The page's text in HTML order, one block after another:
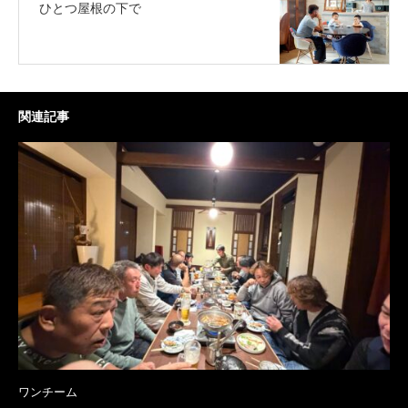
ひとつ屋根の下で
関連記事
ワンチーム